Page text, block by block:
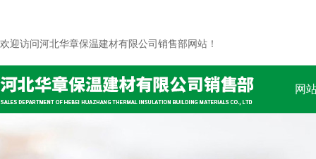
欢迎访问河北华章保温建材有限公司销售部网站！
网